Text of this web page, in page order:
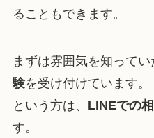
ることもできます。
まずは雰囲気を知ってい
験を受け付けています。
という方は、 LINEでの
す。